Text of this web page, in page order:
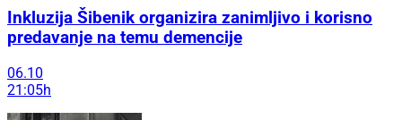
Inkluzija Šibenik organizira zanimljivo i korisno
predavanje na temu demencije
06.10
21:05h